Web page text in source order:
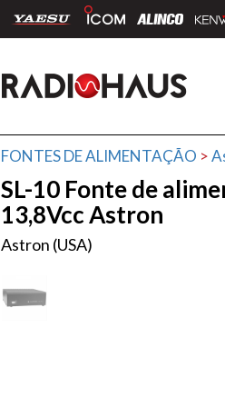
FONTES DE ALIMENTAÇÃO >
SL-10 Fonte de
13,8Vcc Astron
Astron (USA)